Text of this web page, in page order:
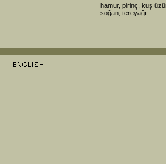
hamur, pirinç, kuş
soğan, tereyağı.